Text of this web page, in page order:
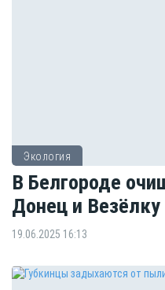
Экология
В Белгороде
Донец и Везёлку
19.06.2025 16:13